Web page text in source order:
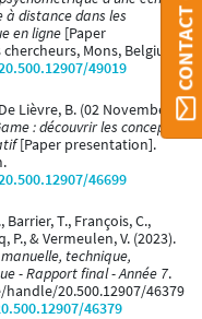
à distance dans les
en ligne [Paper
Mons, Belgium.
49019
Lièvre, B. (02 November
: découvrir les concepts
[Paper presentation].
46699
T., François, C.,
P., & Vermeulen, V. (2023).
technique,
- Rapport final - Année 7.
20.500.12907/46379
46379